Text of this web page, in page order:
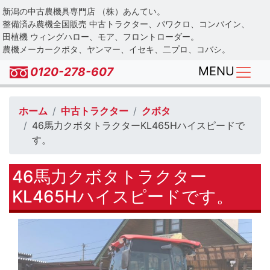
Skip
to
main
content
新潟の中古農機具専門店 （株）あんてい。
整備済み農機全国販売 中古トラクター、パワクロ、コンバイン、
田植機 ウィングハロー、モア、フロントローダー。
農機メーカークボタ、ヤンマー、イセキ、二プロ、コバシ。
0120-278-607 MENU
ホーム 中古トラクター
クボタ
46馬力クボタトラクターKL465Hハイスピードで
す。
46馬力クボタトラクター
KL465Hハイスピードです。